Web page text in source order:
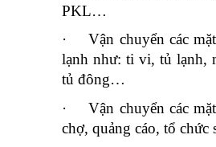
PKL…
·
Vận chuyển các
lạnh như: ti vi, tủ lạnh,
tủ đông…
·
Vận chuyển các
chợ, quảng cáo, tổ